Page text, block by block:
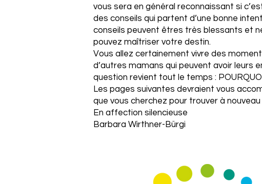
vous sera en général reconnaissant si
des conseils qui partent d’une bonne
conseils peuvent êtres très blessants et
pouvez maîtriser votre destin.
Vous allez certainement vivre des
d’autres mamans qui peuvent avoir leurs
question revient tout le temps :
Les pages suivantes devraient vous
que vous cherchez pour trouver à
En affection silencieuse
Barbara Wirthner-Bürgi